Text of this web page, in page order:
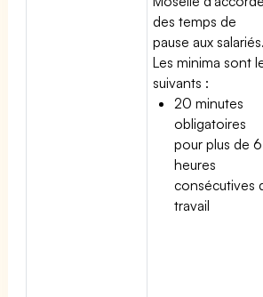
des temps de
pause aux salariés.
Les minima sont
suivants :
20 minutes
obligatoires
pour plus de 6
heures
consécutives
travail